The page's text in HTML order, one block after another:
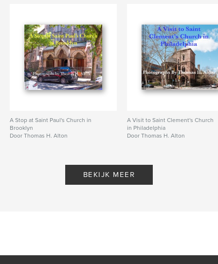
A Stop at Saint Paul's Church in
Brooklyn
Door Thomas H. Alton
A Visit to Saint Clement's Church
in Philadelphia
Door Thomas H. Alton
BEKIJK MEER